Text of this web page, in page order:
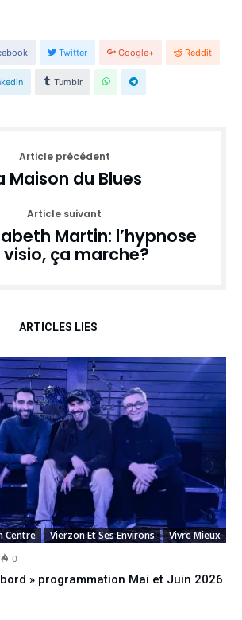
Twitter Google+ Reddit
Tumblr
Article précédent
Maison du Blues
Article suivant
Martin: l’hypnose
visio, ça marche?
ARTICLES LIÉS
Centre Vierzon Et Ses Environs Vivre Mieux
0
» programmation Mai et Juin 2026